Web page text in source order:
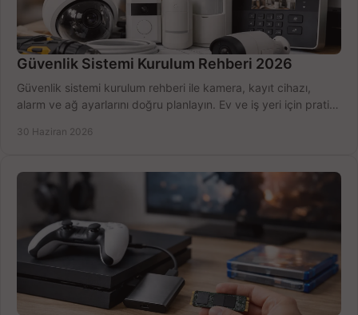
Güvenlik Sistemi Kurulum Rehberi 2026
Güvenlik sistemi kurulum rehberi ile kamera, kayıt cihazı,
alarm ve ağ ayarlarını doğru planlayın. Ev ve iş yeri için pratik
30 Haziran 2026